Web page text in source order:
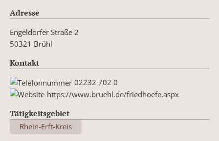
Adresse
Engeldorfer Straße 2
50321 Brühl
Kontakt
02232 702 0
https://www.bruehl.de/friedhoefe.aspx
Tätigkeitsgebiet
Rhein-Erft-Kreis